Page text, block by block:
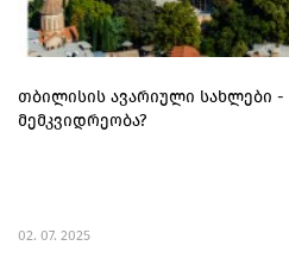
თბილისის ავარიული სახლები
მემკვიდრეობა?
02. 07. 2025